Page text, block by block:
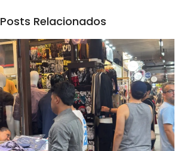
Posts Relacionados